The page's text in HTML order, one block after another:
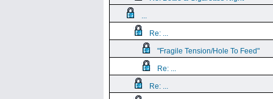
...
Re: ...
"Fragile Tension/Hole To Feed"
Re: ...
Re: ...